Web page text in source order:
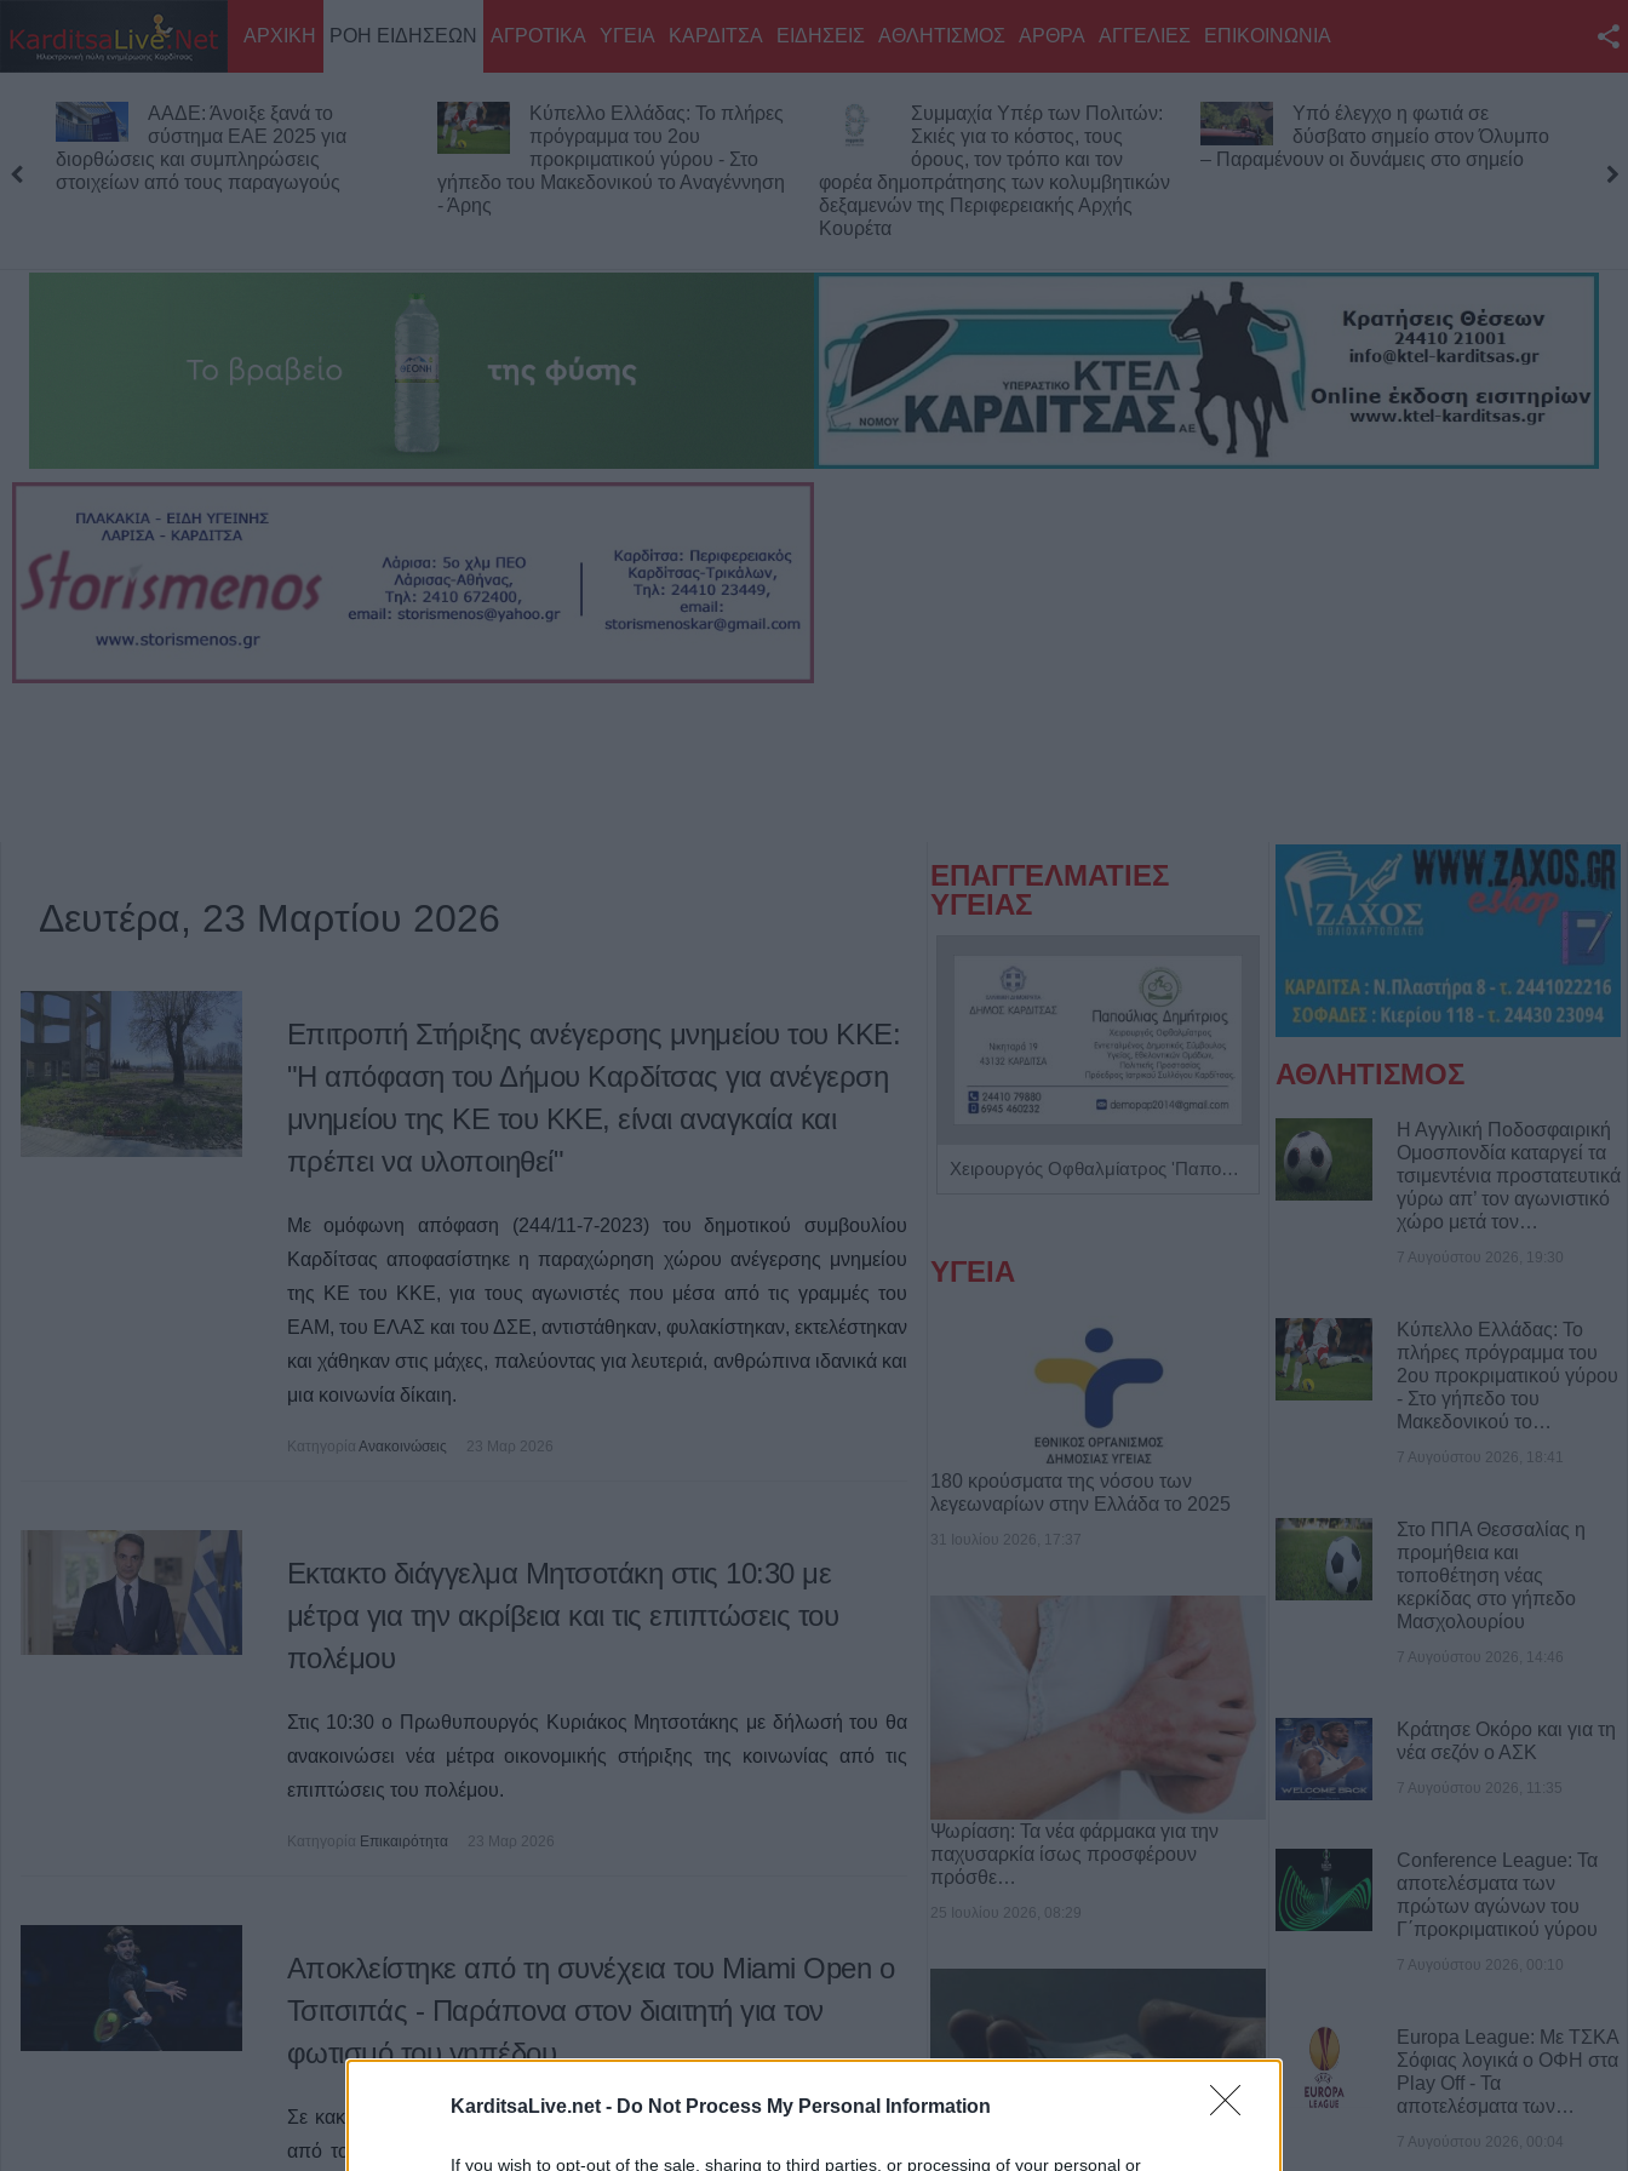
KarditsaLive.net - Do Not Process My Personal Information
If you wish to opt-out of the sale, sharing to third parties, or processing of your personal or
Twitter
YouTube
RSS
Επικοινωνία με το
KarditsaLive.Net
ΑΡΧΙΚΗ ΡΟΗ ΕΙΔΗΣΕΩΝ ΑΓΡΟΤΙΚΑ ΥΓΕΙΑ ΚΑΡΔΙΤΣΑ ΕΙΔΗΣΕΙΣ ΑΘΛΗΤΙΣΜΟΣ ΑΡΘΡΑ ΑΓΓΕΛΙΕΣ ΕΠΙΚΟΙΝΩΝΙΑ
ΑΑΔΕ: Άνοιξε ξανά το
σύστημα ΕΑΕ 2025 για
διορθώσεις και συμπληρώσεις
στοιχείων από τους παραγωγούς
Κύπελλο Ελλάδας: Το πλήρες
πρόγραμμα του 2ου
προκριματικού γύρου - Στο
γήπεδο του Μακεδονικού το Αναγέννηση
- Άρης
Συμμαχία Υπέρ των Πολιτών:
Σκιές για το κόστος, τους
όρους, τον τρόπο και τον
φορέα δημοπράτησης των κολυμβητικών
δεξαμενών της Περιφερειακής Αρχής
Κουρέτα
Υπό έλεγχο η φωτιά σε
δύσβατο σημείο στον Όλυμπο
– Παραμένουν οι δυνάμεις στο σημείο
Δευτέρα, 23 Μαρτίου 2026
Επιτροπή Στήριξης ανέγερσης μνημείου του ΚΚΕ:
"Η απόφαση του Δήμου Καρδίτσας για ανέγερση
μνημείου της ΚΕ του ΚΚΕ, είναι αναγκαία και
πρέπει να υλοποιηθεί"
Με ομόφωνη απόφαση (244/11-7-2023) του δημοτικού συμβουλίου
Καρδίτσας αποφασίστηκε η παραχώρηση χώρου ανέγερσης μνημείου
της ΚΕ του ΚΚΕ, για τους αγωνιστές που μέσα από τις γραμμές του
ΕΑΜ, του ΕΛΑΣ και του ΔΣΕ, αντιστάθηκαν, φυλακίστηκαν, εκτελέστηκαν
και χάθηκαν στις μάχες, παλεύοντας για λευτεριά, ανθρώπινα ιδανικά και
μια κοινωνία δίκαιη.
Κατηγορία Ανακοινώσεις 23 Μαρ 2026
Εκτακτο διάγγελμα Μητσοτάκη στις 10:30 με
μέτρα για την ακρίβεια και τις επιπτώσεις του
πολέμου
Στις 10:30 ο Πρωθυπουργός Κυριάκος Μητσοτάκης με δήλωσή του θα
ανακοινώσει νέα μέτρα οικονομικής στήριξης της κοινωνίας από τις
επιπτώσεις του πολέμου.
Κατηγορία Επικαιρότητα 23 Μαρ 2026
Αποκλείστηκε από τη συνέχεια του Miami Open ο
Τσιτσιπάς - Παράπονα στον διαιτητή για τον
φωτισμό του γηπέδου
Σε κακό βράδυ ήταν ο Στέφανος Τσιτσιπάς που πήρε μόλις ένα game
από τον Αρτούρ Φις, μένοντας εκτός συνέχειας από το φετινό Miami
ΕΠΑΓΓΕΛΜΑΤΙΕΣ
ΥΓΕΙΑΣ
Χειρουργός Οφθαλμίατρος 'Παπούλιας Δημήτριος' Ειδικός Παθολόγος "Δημήτριος Β. Αλεξανδρίδης"
ΥΓΕΙΑ
180 κρούσματα της νόσου των
λεγεωναρίων στην Ελλάδα το 2025
31 Ιουλίου 2026, 17:37
Ψωρίαση: Τα νέα φάρμακα για την
παχυσαρκία ίσως προσφέρουν
πρόσθε…
25 Ιουλίου 2026, 08:29
ΑΘΛΗΤΙΣΜΟΣ
Η Αγγλική Ποδοσφαιρική
Ομοσπονδία καταργεί τα
τσιμεντένια προστατευτικά
γύρω απ’ τον αγωνιστικό
χώρο μετά τον…
7 Αυγούστου 2026, 19:30
Κύπελλο Ελλάδας: Το
πλήρες πρόγραμμα του
2ου προκριματικού γύρου
- Στο γήπεδο του
Μακεδονικού το…
7 Αυγούστου 2026, 18:41
Στο ΠΠΑ Θεσσαλίας η
προμήθεια και
τοποθέτηση νέας
κερκίδας στο γήπεδο
Μασχολουρίου
7 Αυγούστου 2026, 14:46
Κράτησε Οκόρο και για τη
νέα σεζόν ο ΑΣΚ
7 Αυγούστου 2026, 11:35
Conference League: Τα
αποτελέσματα των
πρώτων αγώνων του
Γ΄προκριματικού γύρου
7 Αυγούστου 2026, 00:10
Europa League: Με ΤΣΚΑ
Σόφιας λογικά ο ΟΦΗ στα
Play Off - Τα
αποτελέσματα των…
7 Αυγούστου 2026, 00:04